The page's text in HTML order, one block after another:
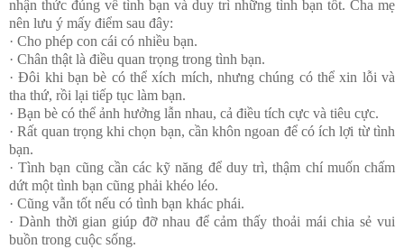
nhận thức đúng về tình bạn và duy trì những tình bạn tốt. Cha mẹ
nên lưu ý mấy điểm sau đây:
· Cho phép con cái có nhiều bạn.
· Chân thật là điều quan trọng trong tình bạn.
· Đôi khi bạn bè có thể xích mích, nhưng chúng có thể xin lỗi và
tha thứ, rồi lại tiếp tục làm bạn.
· Bạn bè có thể ảnh hưởng lẫn nhau, cả điều tích cực và tiêu cực.
· Rất quan trọng khi chọn bạn, cần khôn ngoan để có ích lợi từ tình
bạn.
· Tình bạn cũng cần các kỹ năng để duy trì, thậm chí muốn chấm
dứt một tình bạn cũng phải khéo léo.
· Cũng vẫn tốt nếu có tình bạn khác phái.
· Dành thời gian giúp đỡ nhau để cảm thấy thoải mái chia sẻ vui
buồn trong cuộc sống.